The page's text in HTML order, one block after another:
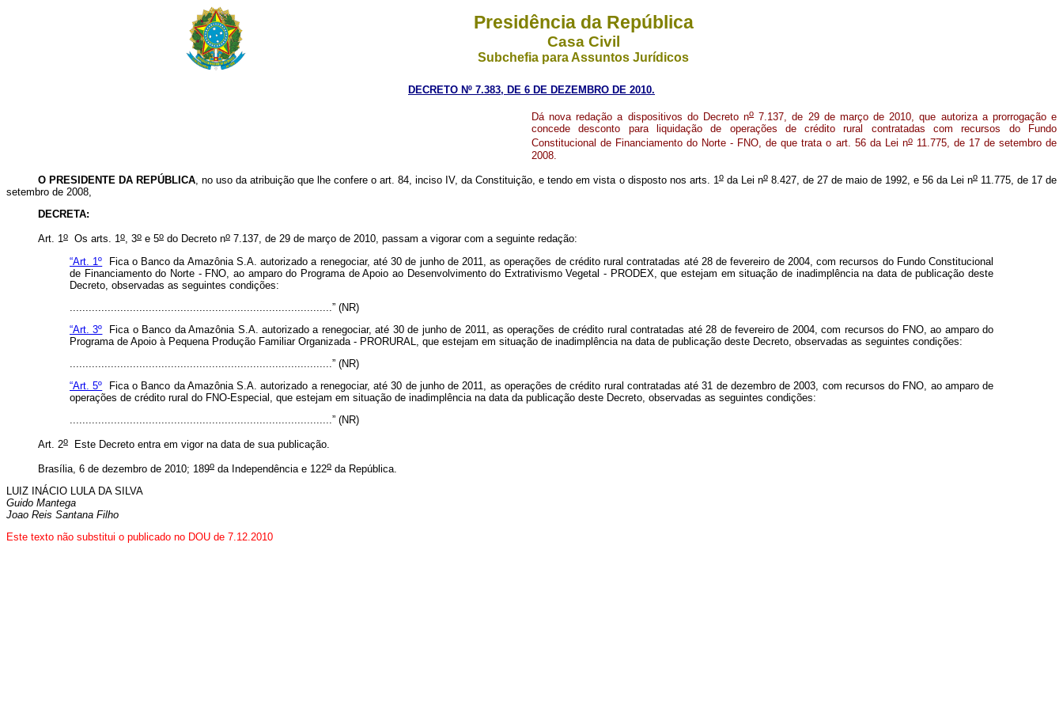
Presidência da República
Casa Civil
Subchefia para Assuntos Jurídicos
DECRETO Nº 7.383, DE 6 DE DEZEMBRO DE 2010.
Dá nova redação a dispositivos do Decreto no7.137, de 29 de março de 2010, que autoriza a prorrogação e
concede desconto para liquidação de operações de crédito rural contratadas com recursos do Fundo
Constitucional de Financiamento do Norte - FNO, de que trata o art. 56 da Lei no11.775, de 17 de setembro de
2008.
O PRESIDENTE DA REPÚBLICA, no uso da atribuição que lhe confere o art. 84, inciso IV, da Constituição, e tendo em vista o disposto nos arts. 1oda Lei no8.427, de 27 de maio de 1992, e 56 da Lei no11.775, de 17 de
setembro de 2008,
DECRETA:
Art. 1o Os arts. 1o, 3o e 5o do Decreto no 7.137, de 29 de março de 2010, passam a vigorar com a seguinte redação:
“Art. 1º Fica o Banco da Amazônia S.A. autorizado a renegociar, até 30 de junho de 2011, as operações de crédito rural contratadas até 28 de fevereiro de 2004, com recursos do Fundo Constitucional
de Financiamento do Norte - FNO, ao amparo do Programa de Apoio ao Desenvolvimento do Extrativismo Vegetal - PRODEX, que estejam em situação de inadimplência na data de publicação deste
Decreto, observadas as seguintes condições:
...................................................................................” (NR)
“Art. 3º Fica o Banco da Amazônia S.A. autorizado a renegociar, até 30 de junho de 2011, as operações de crédito rural contratadas até 28 de fevereiro de 2004, com recursos do FNO, ao amparo do
Programa de Apoio à Pequena Produção Familiar Organizada - PRORURAL, que estejam em situação de inadimplência na data de publicação deste Decreto, observadas as seguintes condições:
...................................................................................” (NR)
“Art. 5º Fica o Banco da Amazônia S.A. autorizado a renegociar, até 30 de junho de 2011, as operações de crédito rural contratadas até 31 de dezembro de 2003, com recursos do FNO, ao amparo de
operações de crédito rural do FNO-Especial, que estejam em situação de inadimplência na data da publicação deste Decreto, observadas as seguintes condições:
...................................................................................” (NR)
Art. 2o Este Decreto entra em vigor na data de sua publicação.
Brasília, 6 de dezembro de 2010; 189o da Independência e 122o da República.
LUIZ INÁCIO LULA DA SILVA
Guido Mantega
Joao Reis Santana Filho
Este texto não substitui o publicado no DOU de 7.12.2010